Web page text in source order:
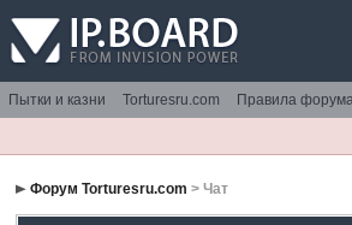
Пытки и казни Torturesru.com Правила
Форум Torturesru.com > Чат